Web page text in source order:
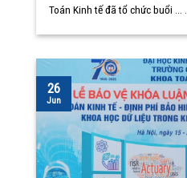
Toán Kinh tế đã tổ chức buổi ... ...
26
Jun